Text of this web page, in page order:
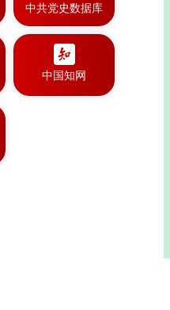
中共党史数据库
中国知网